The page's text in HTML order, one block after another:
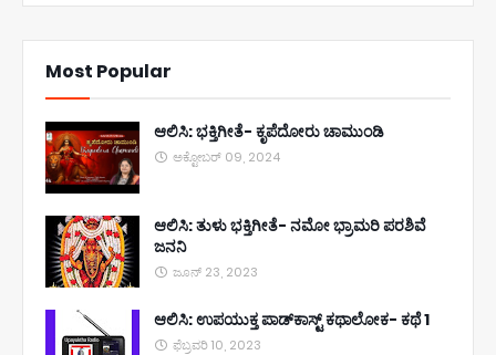
Most Popular
ಆಲಿಸಿ: ಭಕ್ತಿಗೀತೆ- ಕೃಪೆದೋರು ಚಾಮುಂಡಿ
ಅಕ್ಟೋಬರ್ 09, 2024
ಆಲಿಸಿ: ತುಳು ಭಕ್ತಿಗೀತೆ- ನಮೋ ಭ್ರಾಮರಿ ಪರಶಿವೆ
ಜನನಿ
ಜೂನ್ 23, 2023
ಆಲಿಸಿ: ಉಪಯುಕ್ತ ಪಾಡ್‌ಕಾಸ್ಟ್‌ ಕಥಾಲೋಕ- ಕಥೆ 1
ಫೆಬ್ರವರಿ 10, 2023